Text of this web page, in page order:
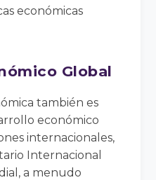
económicas
Global
también es
económico
internacionales,
Internacional
a menudo